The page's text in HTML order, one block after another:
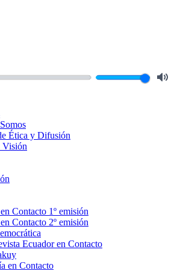
Ética y Difusión
Contacto 1º emisión
Contacto 2º emisión
Ecuador en Contacto
en Contacto